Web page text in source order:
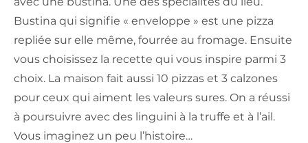
Bustina qui signifie « enveloppe » est une pizza
repliée sur elle même, fourrée au fromage. Ensuite
vous choisissez la recette qui vous inspire parmi 3
choix. La maison fait aussi 10 pizzas et 3 calzones
pour ceux qui aiment les valeurs sures. On a réussi
à poursuivre avec des linguini à la truffe et à l’ail.
Vous imaginez un peu l’histoire…